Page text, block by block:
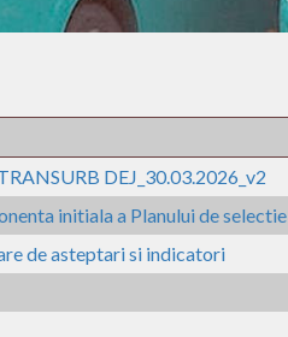
DEJ_30.03.2026_v2
initiala a Planului de selectie
de asteptari si indicatori